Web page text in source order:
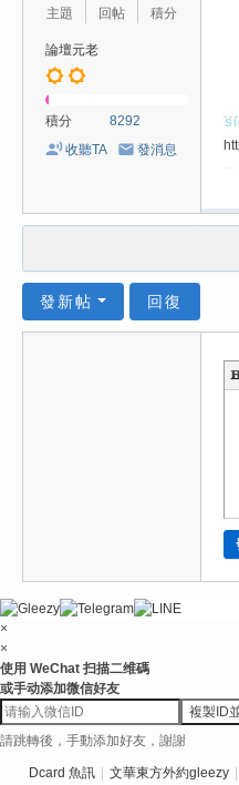
主題
回帖
積分
論壇元老
積分
8292
收聽TA
發消息
發新帖 回復
×
×
使用 WeChat 扫描二维碼
或手动添加微信好友
複製ID
請跳轉後，手動添加好友，謝謝
Dcard 魚訊 文華東方外約gleezy